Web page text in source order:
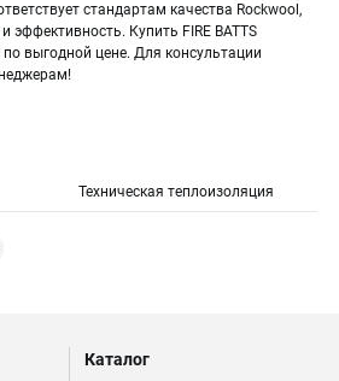
стандартам качества Rockwool,
эффективность. Купить FIRE BATTS
выгодной цене. Для консультации
Техническая теплоизоляция
Каталог